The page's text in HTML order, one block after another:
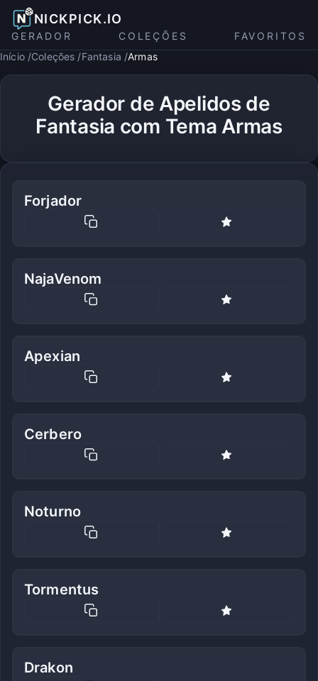
NICKPICK.IO
GERADOR COLEÇÕES
FAVORITOS
Início Coleções Fantasia Armas
Gerador de Apelidos de
Fantasia com Tema Armas
Forjador
NajaVenom
Apexian
Cerbero
Noturno
Tormentus
Drakon